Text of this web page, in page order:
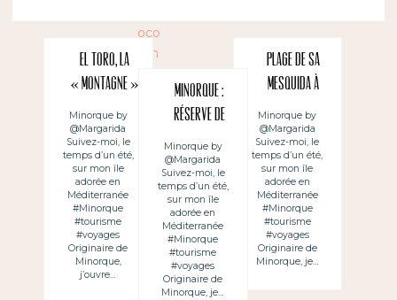
El Toro, la
« montagne »
de Minorque
Minorque by
@Margarida
Suivez-moi, le
temps d’un été,
sur mon île
adorée en
Méditerranée
#Minorque
#tourisme
#voyages
Originaire de
Minorque,
j’ouvre…
Minorque :
Réserve de
Biosphère
Minorque by
@Margarida
Suivez-moi, le
temps d’un été,
sur mon île
adorée en
Méditerranée
#Minorque
#tourisme
#voyages
Originaire de
Minorque, je…
Plage de Sa
Mesquida à
Minorque,
petit havre de
paix
Minorque by
@Margarida
Suivez-moi, le
temps d’un été,
sur mon île
adorée en
Méditerranée
#Minorque
#tourisme
#voyages
Originaire de
Minorque, je…